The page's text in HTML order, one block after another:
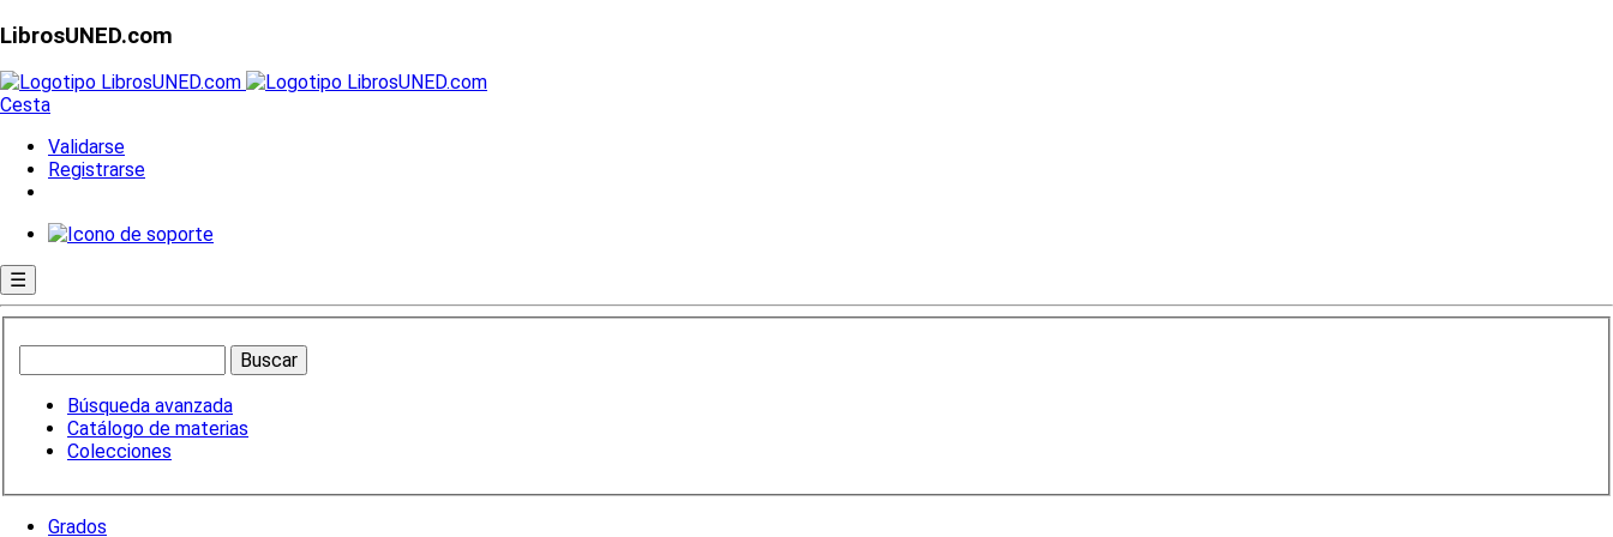
LibrosUNED.com
Cesta
Validarse
Registrarse
☰
Búsqueda avanzada
Catálogo de materias
Colecciones
Grados